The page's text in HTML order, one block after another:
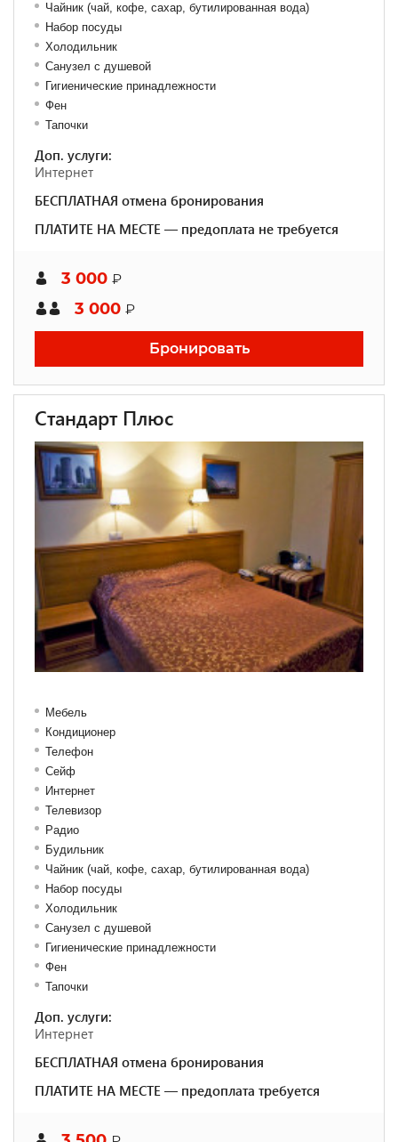
Чайник (чай, кофе, сахар, бутилированная вода)
Набор посуды
Холодильник
Санузел с душевой
Гигиенические принадлежности
Фен
Тапочки
Доп. услуги:
Интернет
БЕСПЛАТНАЯ отмена бронирования
ПЛАТИТЕ НА МЕСТЕ — предоплата не требуется
3 000 ₽
3 000 ₽
Бронировать
Стандарт Плюс
Мебель
Кондиционер
Телефон
Сейф
Интернет
Телевизор
Радио
Будильник
Чайник (чай, кофе, сахар, бутилированная вода)
Набор посуды
Холодильник
Санузел с душевой
Гигиенические принадлежности
Фен
Тапочки
Доп. услуги:
Интернет
БЕСПЛАТНАЯ отмена бронирования
ПЛАТИТЕ НА МЕСТЕ — предоплата требуется